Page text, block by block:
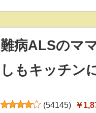
難病ALSのマ
しもキッチン
(54145) ￥